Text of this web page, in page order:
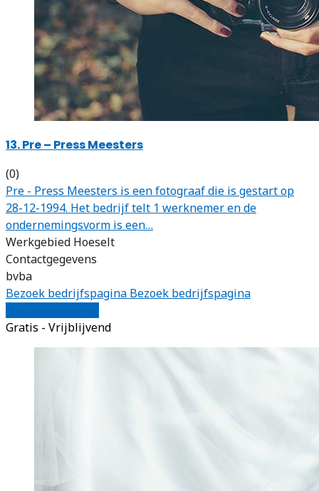
13. Pre – Press Meesters
(0)
Pre - Press Meesters is een fotograaf die is gestart op
28-12-1994. Het bedrijf telt 1 werknemer en de
ondernemingsvorm is een…
Werkgebied Hoeselt
Contactgegevens
bvba
Bezoek bedrijfspagina Bezoek bedrijfspagina
Gratis - Vrijblijvend